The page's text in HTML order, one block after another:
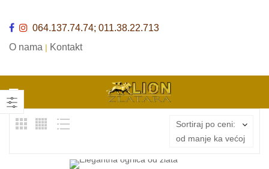
064.137.74.74; 011.38.22.713
O nama | Kontakt
Sortiraj po ceni:
od manje ka većoj